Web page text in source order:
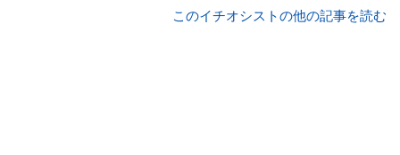
インフルエンサーが実際に使用してレビューしています。毎日トレン
このイチオシストの他の記事を読む